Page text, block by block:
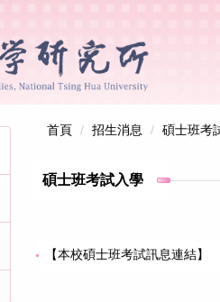
首頁 招生消息 碩士班考
碩士班考試入學
【本校碩士班考試訊息連結】